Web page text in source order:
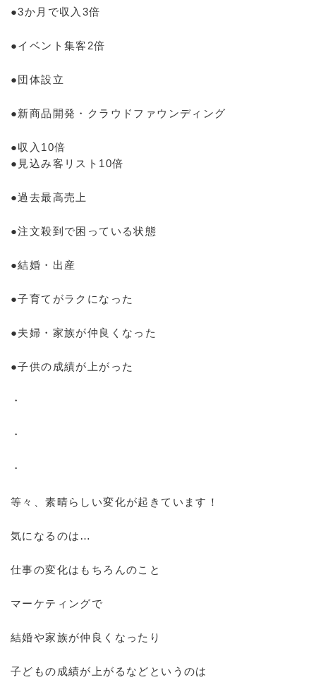
●3か月で収入3倍
●イベント集客2倍
●団体設立
●新商品開発・クラウドファウンディング
●収入10倍
●見込み客リスト10倍
●過去最高売上
●注文殺到で困っている状態
●結婚・出産
●子育てがラクになった
●夫婦・家族が仲良くなった
●子供の成績が上がった
・
・
・
等々、素晴らしい変化が起きています！
気になるのは…
仕事の変化はもちろんのこと
マーケティングで
結婚や家族が仲良くなったり
子どもの成績が上がるなどというのは